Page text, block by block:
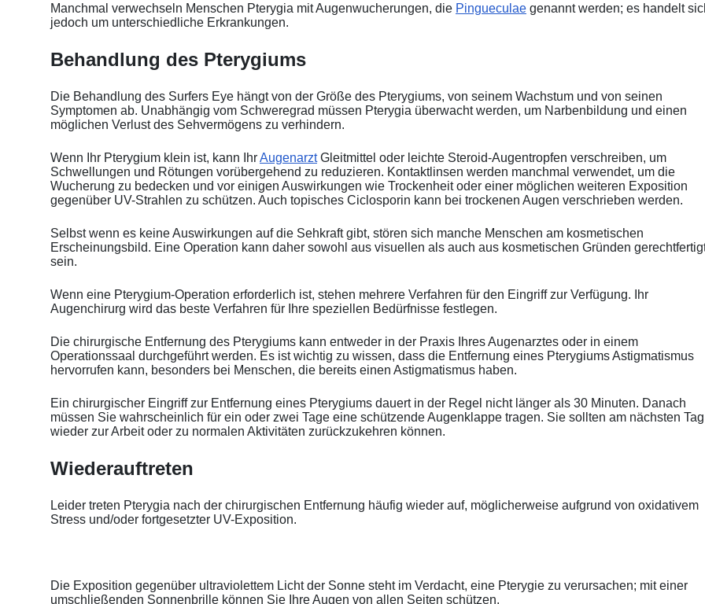
Manchmal verwechseln Menschen Pterygia mit Augenwucherungen, die Pingueculae genannt werden; es handelt
jedoch um unterschiedliche Erkrankungen.
Behandlung des Pterygiums
Die Behandlung des Surfers Eye hängt von der Größe des Pterygiums, von seinem Wachstum und von seinen
Symptomen ab. Unabhängig vom Schweregrad müssen Pterygia überwacht werden, um Narbenbildung und einen
möglichen Verlust des Sehvermögens zu verhindern.
Wenn Ihr Pterygium klein ist, kann IhrAugenarztGleitmittel oder leichte Steroid-Augentropfen verschreiben, um
Schwellungen und Rötungen vorübergehend zu reduzieren. Kontaktlinsen werden manchmal verwendet, um die
Wucherung zu bedecken und vor einigen Auswirkungen wie Trockenheit oder einer möglichen weiteren Exposition
gegenüber UV-Strahlen zu schützen. Auch topisches Ciclosporin kann bei trockenen Augen verschrieben werden.
Selbst wenn es keine Auswirkungen auf die Sehkraft gibt, stören sich manche Menschen am kosmetischen
Erscheinungsbild. Eine Operation kann daher sowohl aus visuellen als auch aus kosmetischen Gründen
sein.
Wenn eine Pterygium-Operation erforderlich ist, stehen mehrere Verfahren für den Eingriff zur Verfügung. Ihr
Augenchirurg wird das beste Verfahren für Ihre speziellen Bedürfnisse festlegen.
Die chirurgische Entfernung des Pterygiums kann entweder in der Praxis Ihres Augenarztes oder in einem
Operationssaal durchgeführt werden. Es ist wichtig zu wissen, dass die Entfernung eines Pterygiums Astigmatismus
hervorrufen kann, besonders bei Menschen, die bereits einen Astigmatismus haben.
Ein chirurgischer Eingriff zur Entfernung eines Pterygiums dauert in der Regel nicht länger als 30 Minuten. Danach
müssen Sie wahrscheinlich für ein oder zwei Tage eine schützende Augenklappe tragen. Sie sollten am nächsten Tag
wieder zur Arbeit oder zu normalen Aktivitäten zurückzukehren können.
Wiederauftreten
Leider treten Pterygia nach der chirurgischen Entfernung häufig wieder auf, möglicherweise aufgrund von oxidativem
Stress und/oder fortgesetzter UV-Exposition.
Die Exposition gegenüber ultraviolettem Licht der Sonne steht im Verdacht, eine Pterygie zu verursachen; mit einer
umschließenden Sonnenbrille können Sie Ihre Augen von allen Seiten schützen.